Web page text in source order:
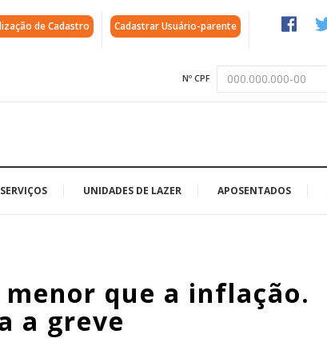
de Cadastro Cadastrar Usuário-parente
Nº CPF
SERVIÇOS UNIDADES DE LAZER APOSENTADOS
que a inflação.
a greve